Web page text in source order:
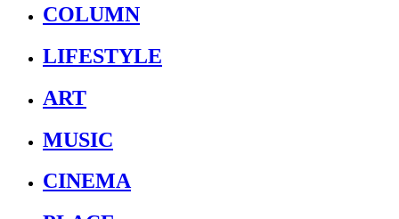
COLUMN
LIFESTYLE
ART
MUSIC
CINEMA